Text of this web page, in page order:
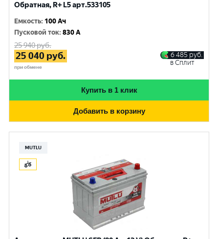
Обратная, R+ L5 арт.533105
Емкость: 100 Ач
Пусковой ток:830 A
25 940руб.
25 040 руб.
при обмене
6 485 руб.
в Сплит
Купить в 1 клик
Добавить в корзину
MUTLU